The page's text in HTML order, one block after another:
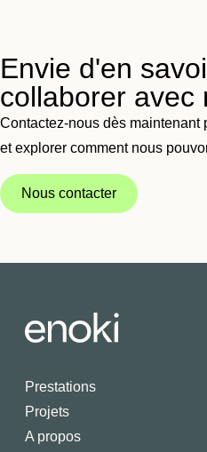
Envie d'en
collaborer avec
Contactez-nous dès maintenant
et explorer comment nous
Nous contacter
Prestations
Projets
A propos